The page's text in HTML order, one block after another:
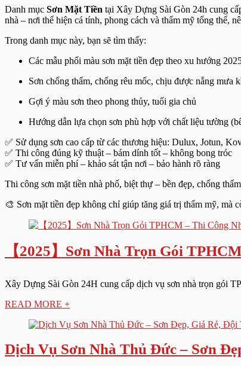
Danh mục Sơn Mặt Tiền tại Xây Dựng Sài Gòn 24h cung
nhà – nơi thể hiện cá tính, phong cách và thẩm mỹ tổng thể,
Trong danh mục này, bạn sẽ tìm thấy:
Các mẫu phối màu sơn mặt tiền đẹp theo xu hướng
Sơn chống thấm, chống rêu mốc, chịu được nắng mưa
Gợi ý màu sơn theo phong thủy, tuổi gia chủ
Hướng dẫn lựa chọn sơn phù hợp với chất liệu tường
✅ Sử dụng sơn cao cấp từ các thương hiệu: Dulux, Jotun,
✅ Thi công đúng kỹ thuật – bám dính tốt – không bong tróc
✅ Tư vấn miễn phí – khảo sát tận nơi – bảo hành rõ ràng
Thi công sơn mặt tiền nhà phố, biệt thự – bền đẹp, chống
🎨 Sơn mặt tiền đẹp không chỉ giúp tăng giá trị thẩm mỹ,
【2025】Sơn Nhà Trọn Gói
Xây Dựng Sài Gòn 24H cung cấp dịch vụ sơn nhà trọn gói
READ MORE +
Dịch Vụ Sơn Nhà Thủ Đức – Sơn